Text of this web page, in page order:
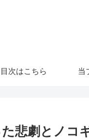
目次はこちら 当
悲劇とノコ